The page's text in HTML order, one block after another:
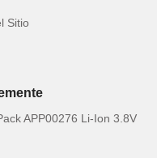
Sitio
APP00276 Li-Ion 3.8V